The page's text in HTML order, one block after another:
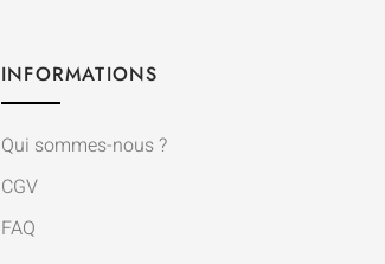
INFORMATIONS
Qui sommes-nous ?
CGV
FAQ